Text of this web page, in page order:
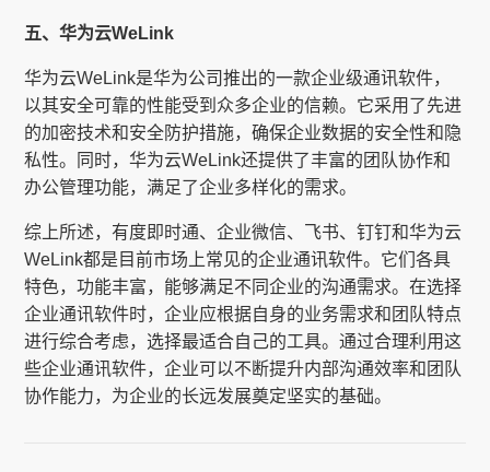
五、华为云WeLink
华为云WeLink是华为公司推出的一款企业级通讯软件，
以其安全可靠的性能受到众多企业的信赖。它采用了先进
的加密技术和安全防护措施，确保企业数据的安全性和隐
私性。同时，华为云WeLink还提供了丰富的团队协作和
办公管理功能，满足了企业多样化的需求。
综上所述，有度即时通、企业微信、飞书、钉钉和华为云
WeLink都是目前市场上常见的企业通讯软件。它们各具
特色，功能丰富，能够满足不同企业的沟通需求。在选择
企业通讯软件时，企业应根据自身的业务需求和团队特点
进行综合考虑，选择最适合自己的工具。通过合理利用这
些企业通讯软件，企业可以不断提升内部沟通效率和团队
协作能力，为企业的长远发展奠定坚实的基础。